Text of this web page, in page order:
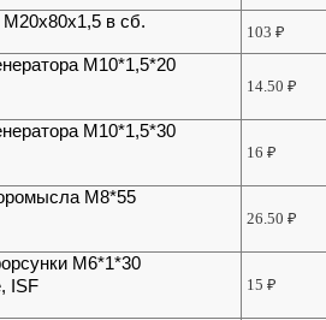
в сб.
103₽
М10*1,5*20
14.50₽
М10*1,5*30
16₽
М8*55
26.50₽
M6*1*30
ISF
15₽